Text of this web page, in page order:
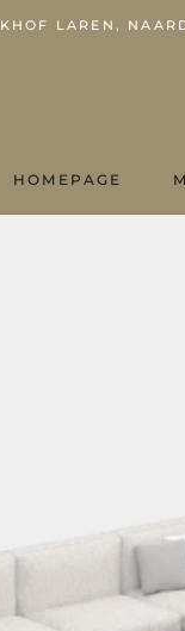
LAREN,
HOMEPAGE